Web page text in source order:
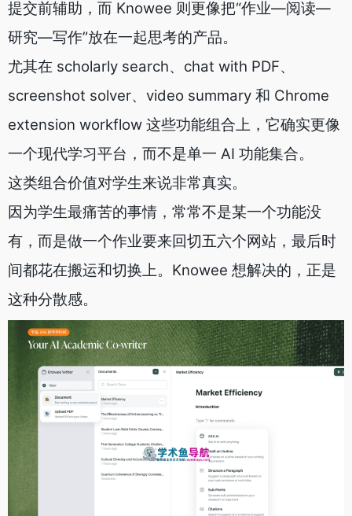
提交前辅助，而 Knowee 则更像把“作业—阅读—
研究—写作”放在一起思考的产品。
尤其在 scholarly search、chat with PDF、
screenshot solver、video summary 和 Chrome
extension workflow 这些功能组合上，它确实更像
一个现代学习平台，而不是单一 AI 功能集合。
这类组合价值对学生来说非常真实。
因为学生最痛苦的事情，常常不是某一个功能没
有，而是做一个作业要来回切五六个网站，最后时
间都花在搬运和切换上。Knowee 想解决的，正是
这种分散感。